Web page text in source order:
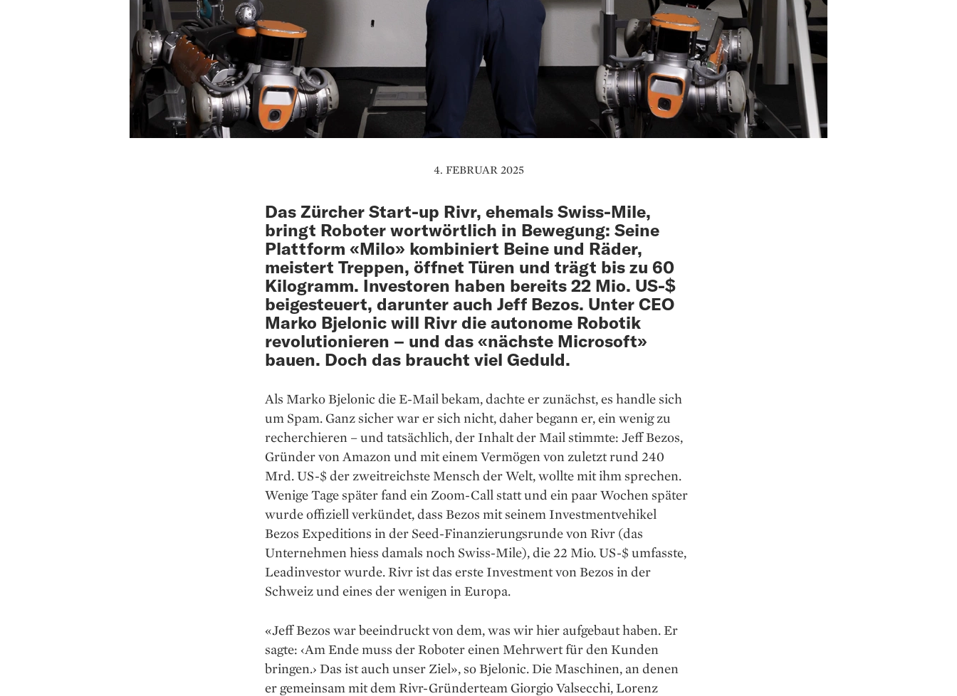
4. FEBRUAR 2025
Das Zürcher Start-up Rivr, ehemals Swiss-Mile,
bringt Roboter wortwörtlich in Bewegung: Seine
Plattform «Milo» kombiniert Beine und Räder,
meistert Treppen, öffnet Türen und trägt bis zu 60
Kilo­gramm. Investoren haben bereits 22 Mio. US-$
bei­gesteuert, darunter auch Jeff Bezos. Unter CEO
Marko Bjelonic will Rivr die autonome Robotik
revolutionieren – und das «nächste Microsoft»
bauen. Doch das braucht viel Geduld.
Als Marko Bjelonic die E-Mail bekam, dachte er zunächst, es handle sich
um Spam. Ganz sicher war er sich nicht, daher begann er, ein wenig zu
recherchieren – und tatsächlich, der Inhalt der Mail stimmte: Jeff Bezos,
Gründer von Amazon und mit einem Vermögen von zuletzt rund 240
Mrd. US-$ der zweitreichste Mensch der Welt, wollte mit ihm sprechen.
Wenige Tage später fand ein Zoom-Call statt und ein paar Wochen später
wurde offiziell verkündet, dass Bezos mit seinem Investmentvehikel
Bezos Expeditions in der Seed-Finanzierungsrunde von Rivr (das
Unternehmen hiess damals noch Swiss-Mile), die 22 Mio. US-$ umfasste,
Leadinvestor wurde. Rivr ist das erste Investment von Bezos in der
Schweiz und eines der wenigen in Europa.
«Jeff Bezos war beeindruckt von dem, was wir hier aufgebaut haben. Er
sagte: ‹Am Ende muss der Roboter einen Mehrwert für den ­Kunden
bringen.› Das ist auch unser Ziel», so Bjelonic. Die Maschinen, an denen
er gemeinsam mit dem Rivr-Gründerteam Giorgio Val­secchi, Lorenz